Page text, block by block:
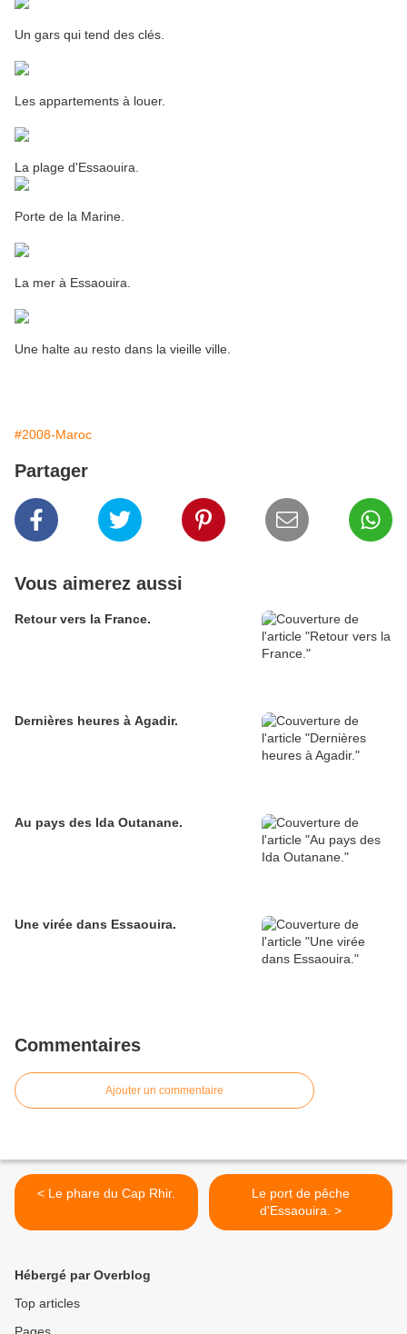
Un gars qui tend des clés.
Les appartements à louer.
La plage d'Essaouira.
Porte de la Marine.
La mer à Essaouira.
Une halte au resto dans la vieille ville.
#2008-Maroc
Partager
Vous aimerez aussi
Retour vers la France.
Dernières heures à Agadir.
Au pays des Ida Outanane.
Une virée dans Essaouira.
Commentaires
Ajouter un commentaire
< Le phare du Cap Rhir.
Le port de pêche
d'Essaouira. >
Hébergé par Overblog
Top articles